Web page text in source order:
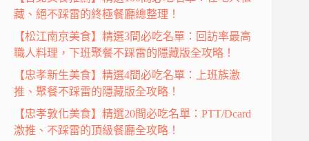
藏、絕不踩雷的終極餐廳總整理！
【松江南京美食】精選3間必吃名單：回訪率最高
職人料理，下班聚餐不踩雷的隱藏版全攻略！
【忠孝新生美食】精選4間必吃名單：上班族激
推、聚餐不踩雷的隱藏版全攻略！
【忠孝敦化美食】精選20間必吃名單：PTT/Dcard
激推、不踩雷的頂級餐廳全攻略！